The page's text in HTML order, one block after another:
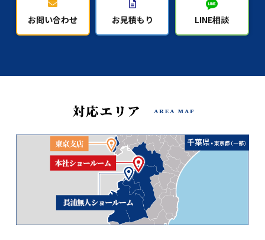
お問い合わせ お見積もり LINE相談